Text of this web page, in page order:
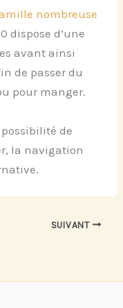
nombreuse
dispose d’une
avant ainsi
de passer du
pour manger.
de
la navigation
SUIVANT